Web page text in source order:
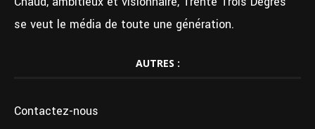
se veut le média de toute une génération.
AUTRES :
Contactez-nous